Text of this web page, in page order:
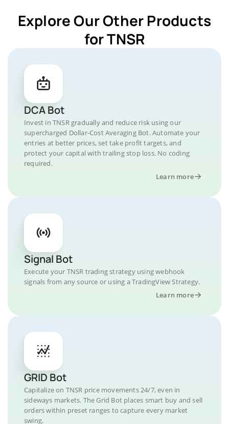
Explore Our Other Products
for TNSR
DCA Bot
Invest in TNSR gradually and reduce risk using our
supercharged Dollar-Cost Averaging Bot. Automate your
entries at better prices, set take profit targets, and
protect your capital with trailing stop loss. No coding
required.
Learn more
Signal Bot
Execute your TNSR trading strategy using webhook
signals from any source or using a TradingView Strategy.
Learn more
GRID Bot
Capitalize on TNSR price movements 24/7, even in
sideways markets. The Grid Bot places smart buy and sell
orders within preset ranges to capture every market
swing.